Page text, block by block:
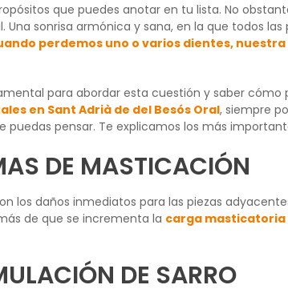
que puedes anotar en tu lista. No
sonrisa armónica y sana, en la que todos
perdemos uno o varios dientes,
para abordar esta cuestión y saber cómo
en Sant Adrià de del Besós Oral, siempre
pensar. Te explicamos los más
DE MASTICACIÓN
los daños inmediatos para las piezas
de que se incrementa la carga masticatoria
DE SARRO